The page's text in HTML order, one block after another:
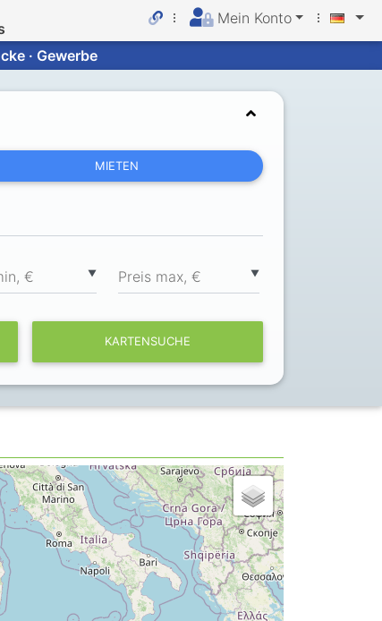
Mein Konto
· Gewerbe
MIETEN
▼
€ ▼
Preis max, €
KARTENSUCHE